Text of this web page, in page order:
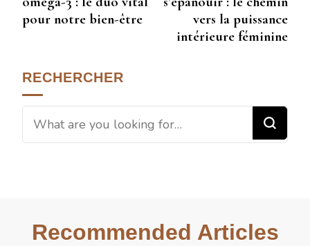
pour notre bien-être
vers la puissance
intérieure féminine
RECHERCHER
Recommended Articles